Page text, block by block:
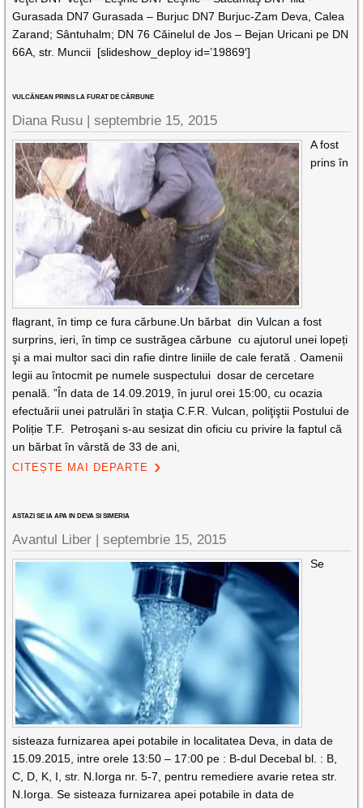
Gurasada DN7 Gurasada – Burjuc DN7 Burjuc-Zam Deva, Calea
Zarand; Sântuhalm; DN 76 Căinelul de Jos – Bejan Uricani pe DN
66A, str. Muncii [slideshow_deploy id=’19869′]
VULCĂNEAN PRINS LA FURAT DE CĂRBUNE
Diana Rusu |septembrie 15, 2015
A fost
prins în
flagrant, în timp ce fura cărbune.Un bărbat din Vulcan a fost
surprins, ieri, în timp ce sustrăgea cărbune cu ajutorul unei lopeți
şi a mai multor saci din rafie dintre liniile de cale ferată . Oamenii
legii au întocmit pe numele suspectului dosar de cercetare
penală. ”În data de 14.09.2019, în jurul orei 15:00, cu ocazia
efectuării unei patrulări în staţia C.F.R. Vulcan, poliţiştii Postului de
Poliție T.F. Petroşani s-au sesizat din oficiu cu privire la faptul că
un bărbat în vârstă de 33 de ani,
CITEȘTE MAI DEPARTE
ASTAZI SE IA APA IN DEVA SI SIMERIA
Avantul Liber |septembrie 15, 2015
Se
sisteaza furnizarea apei potabile in localitatea Deva, in data de
15.09.2015, intre orele 13:50 – 17:00 pe : B-dul Decebal bl. : B,
C, D, K, I, str. N.Iorga nr. 5-7, pentru remediere avarie retea str.
N.Iorga. Se sisteaza furnizarea apei potabile in data de